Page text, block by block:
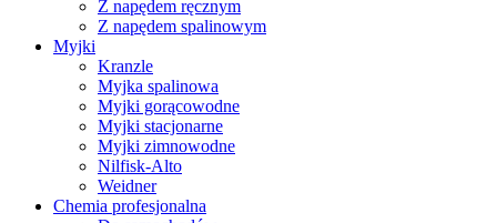
Z napędem ręcznym
Z napędem spalinowym
Myjki
Kranzle
Myjka spalinowa
Myjki gorącowodne
Myjki stacjonarne
Myjki zimnowodne
Nilfisk-Alto
Weidner
Chemia profesjonalna